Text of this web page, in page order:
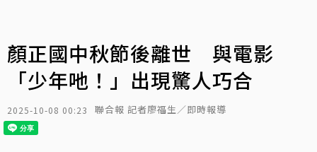
顏正國中秋節後離世 與電影
「少年吔！」出現驚人巧合
2025-10-08 00:23 聯合報 記者廖福生／即時報導